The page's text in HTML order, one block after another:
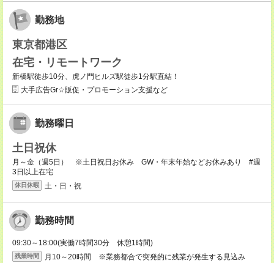
勤務地
東京都港区
在宅・リモートワーク
新橋駅徒歩10分、虎ノ門ヒルズ駅徒歩1分駅直結！
大手広告Gr☆販促・プロモーション支援など
勤務曜日
土日祝休
月～金（週5日） ※土日祝日お休み GW・年末年始などお休みあり #週
3日以上在宅
休日休暇 土・日・祝
勤務時間
09:30～18:00(実働7時間30分 休憩1時間)
残業時間 月10～20時間 ※業務都合で突発的に残業が発生する見込み